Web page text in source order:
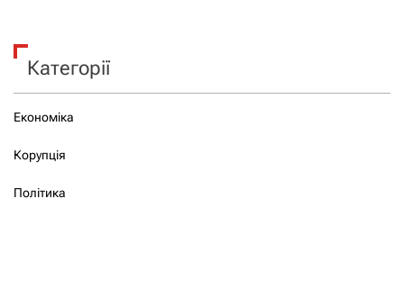
Категорії
Економіка
Корупція
Політика